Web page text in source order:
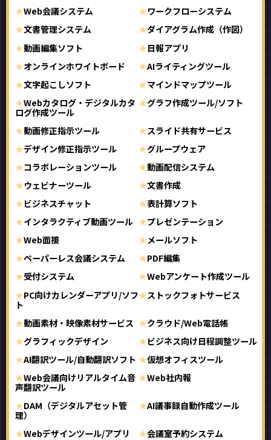
Web会議システム
ワークフローシステム
文書管理システム
ダイアグラム作成（作図）
動画編集ソフト
日報アプリ
オンラインホワイトボード
AIライティングツール
文字起こしソフト
マインドマップツール
Webカタログ・デジタルカタ
ログ作成ツール
グラフ作成ツール/ソフト
動画修正指示ツール
スライド共有サービス
デザイン修正指示ツール
グループウェア
コラボレーションツール
動画配信システム
ウェビナーツール
文書作成
ビジネスチャット
表計算ソフト
インタラクティブ動画ツール
プレゼンテーション
Web面接
メールソフト
ペーパーレス会議システム
PDF編集
受付システム
Webアンケート作成ツール
PC向けカレンダーアプリ/ソフ
ト
ストックフォトサービス
動画素材・映像素材サービス
クラウド/Web電話帳
グラフィックデザイン
ビジネス向け日程調整ツール
AI翻訳ツール/自動翻訳ソフト
仮想オフィスツール
Web会議向けリアルタイム音
声翻訳ツール
Web社内報
DAM（デジタルアセット管
理）
AI議事録自動作成ツール
Webデザインツール/アプリ
会議室予約システム